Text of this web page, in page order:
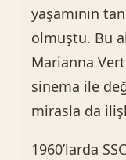
yaşamının
olmuştu. Bu
Marianna
sinema ile
mirasla da
1960’larda